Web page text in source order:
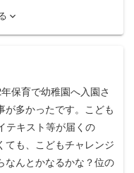
保育で幼稚園へ入園さ
が多かったです。こども
テキスト等が届くの
ても、こどもチャレンジ
なんとかなるかな？位の